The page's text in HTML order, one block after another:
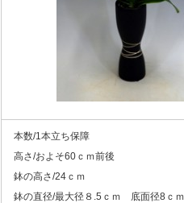
本数/1本立ち保障
高さ/およそ60ｃｍ前後
鉢の高さ/24ｃｍ
鉢の直径/最大径８.5ｃｍ 底面径8ｃｍ